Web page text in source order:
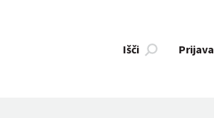
Išči Prijava